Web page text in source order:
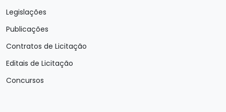
Legislações
Publicações
Contratos de Licitação
Editais de Licitação
Concursos